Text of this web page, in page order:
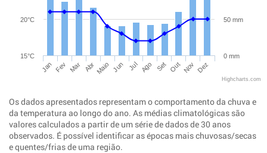
Jan Fev Mar Abr Maio Jun Jul Ago Set Out Nov Dez
15°C
20°C
0 mm
50 mm
Highcharts.com
Os dados apresentados representam o comportamento da chuva e
da temperatura ao longo do ano. As médias climatológicas são
valores calculados a partir de um série de dados de 30 anos
observados. É possível identificar as épocas mais chuvosas/secas
e quentes/frias de uma região.